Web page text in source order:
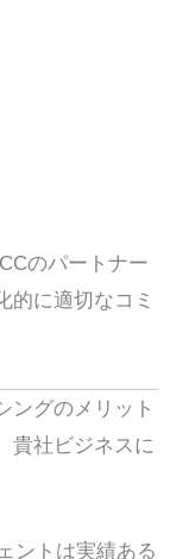
のパートナー
的に適切なコミ
ングのメリット
貴社ビジネスに
ントは実績ある